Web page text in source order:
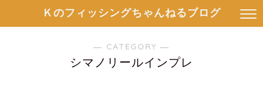
Ｋのフィッシングちゃんねるブログ
― CATEGORY ―
シマノリールインプレ